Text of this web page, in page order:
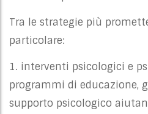
Tra le strategie più
particolare:
1. interventi psicologici e
programmi di educazione,
supporto psicologico